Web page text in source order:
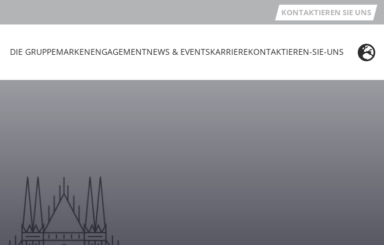
KONTAKTIEREN SIE UNS
DIE GRUPPEMARKENENGAGEMENTNEWS & EVENTSKARRIEREKONTAKTIEREN-SIE-UNS